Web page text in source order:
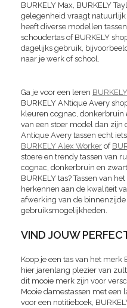
BURKELY Max, BURKELY
gelegenheid vraagt natuurlijk
heeft diverse modellen
schoudertas of BURKELY
dagelijks gebruik,
naar je werk of school.
Ga je voor een leren
BURKELY ANtique Avery
kleuren cognac, donkerbruin
van een stoer model dan zijn
Antique Avery tassen echt
BURKELY Alex Worker of
stoere en trendy tassen van
cognac, donkerbruin en
BURKELY tas? Tassen van
herkennen aan de kwaliteit
afwerking van de binnenzijde
gebruiksmogelijkheden.
VIND JOUW
Koop je een tas van het merk
hier jarenlang plezier van
dit mooie merk zijn voor
Mooie damestassen met
voor een notitieboek,